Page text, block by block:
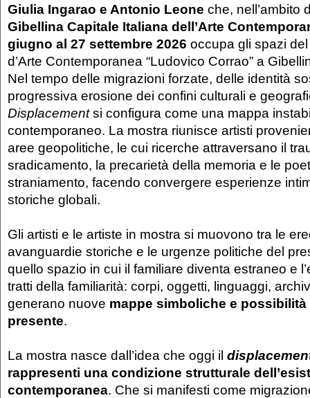
Giulia Ingarao e Antonio Leone che, nell’ambito
Gibellina Capitale Italiana dell’Arte
giugno al 27 settembre 2026 occupa gli spazi
d’Arte Contemporanea “Ludovico Corrao” a
Nel tempo delle migrazioni forzate, delle identità
progressiva erosione dei confini culturali e
Displacementsi configura come una mappa
contemporaneo. La mostra riunisce artisti
aree geopolitiche, le cui ricerche attraversano il
sradicamento, la precarietà della memoria e le
straniamento, facendo convergere esperienze
storiche globali.
Gli artisti e le artiste in mostra si muovono tra le
avanguardie storiche e le urgenze politiche del
quello spazio in cui il familiare diventa estraneo e
tratti della familiarità: corpi, oggetti, linguaggi,
generano nuove mappe simboliche e
presente.
La mostra nasce dall’idea che oggi il
rappresenti una condizione strutturale
contemporanea. Che si manifesti come